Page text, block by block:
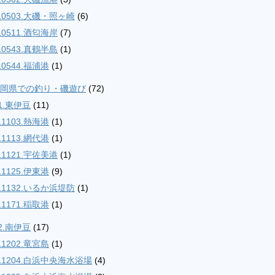
大磯・照ヶ崎 (6)
酒匂海岸 (7)
真鶴半島 (1)
福浦港 (1)
県での釣り・磯遊び (72)
東伊豆 (11)
熱海港 (1)
網代港 (1)
宇佐美港 (1)
伊東港 (9)
いるか浜堤防 (1)
稲取港 (1)
南伊豆 (17)
竜宮島 (1)
白浜中央海水浴場 (4)